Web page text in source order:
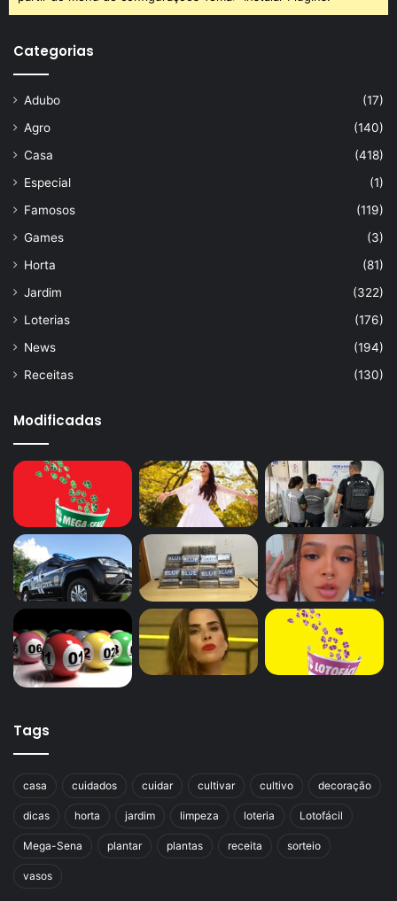
Categorias
Adubo
(17)
Agro
(140)
Casa
(418)
Especial
(1)
Famosos
(119)
Games
(3)
Horta
(81)
Jardim
(322)
Loterias
(176)
News
(194)
Receitas
(130)
Modificadas
Tags
casa cuidados cuidar cultivar cultivo decoração
dicas horta jardim limpeza loteria Lotofácil
Mega-Sena plantar plantas receita sorteio
vasos